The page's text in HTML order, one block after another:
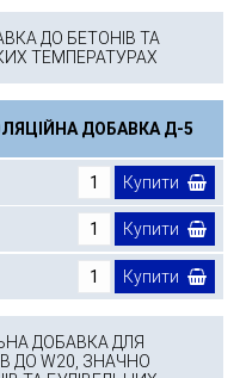
ДО БЕТОНІВ ТА
ТЕМПЕРАТУРАХ
ДОБАВКА Д-5
Купити
Купити
Купити
ДОБАВКА ДЛЯ
ДО W20, ЗНАЧНО